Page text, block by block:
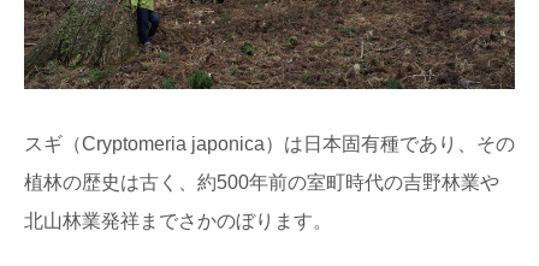
北山杉、北山丸太を使った空間・施工事例10
選
「千本山」の旅
スギ（Cryptomeria japonica）は日本固有種であり、その
植林の歴史は古く、約500年前の室町時代の吉野林業や
北山林業発祥までさかのぼります。